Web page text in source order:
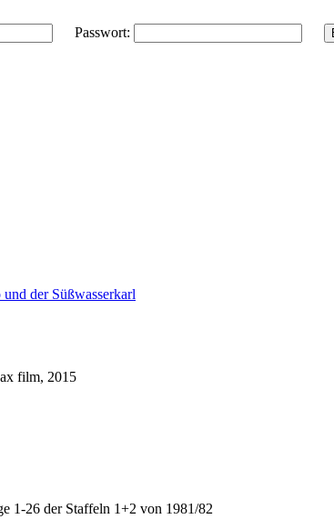
Passwort:
der Süßwasserkarl
film, 2015
1-26 der Staffeln 1+2 von 1981/82